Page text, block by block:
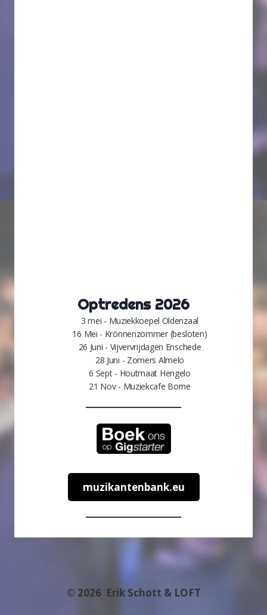
Optredens 2026
3 mei - Muziekkoepel Oldenzaal
16 Mei - Krönnenzommer (besloten)
26 Juni - Vijvervrijdagen Enschede
28 Juni - Zomers Almelo
6 Sept - Houtmaat Hengelo
21 Nov - Muziekcafe Borne
muzikantenbank.eu
© 2026 Erik Schott & LOFT